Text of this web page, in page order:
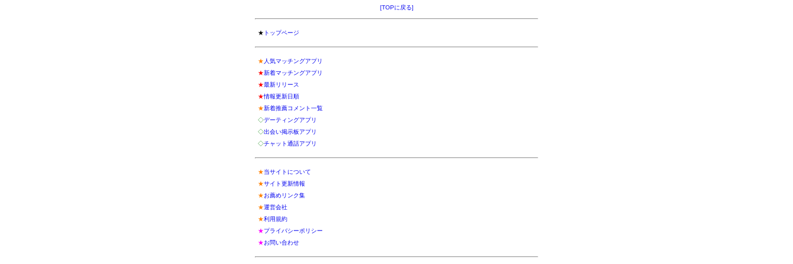
[TOPに戻る]
★ トップページ
★ 人気マッチングアプリ
★新着マッチングアプリ
★最新リリース
★情報更新日順
★新着推薦コメント一覧
◇デーティングアプリ
◇出会い掲示板アプリ
◇チャット通話アプリ
★当サイトについて
★サイト更新情報
★お薦めリンク集
★運営会社
★利用規約
★プライバシーポリシー
★お問い合わせ